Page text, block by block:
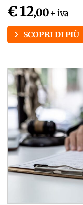
€ 12,00 + iva
SCOPRI DI PIÙ